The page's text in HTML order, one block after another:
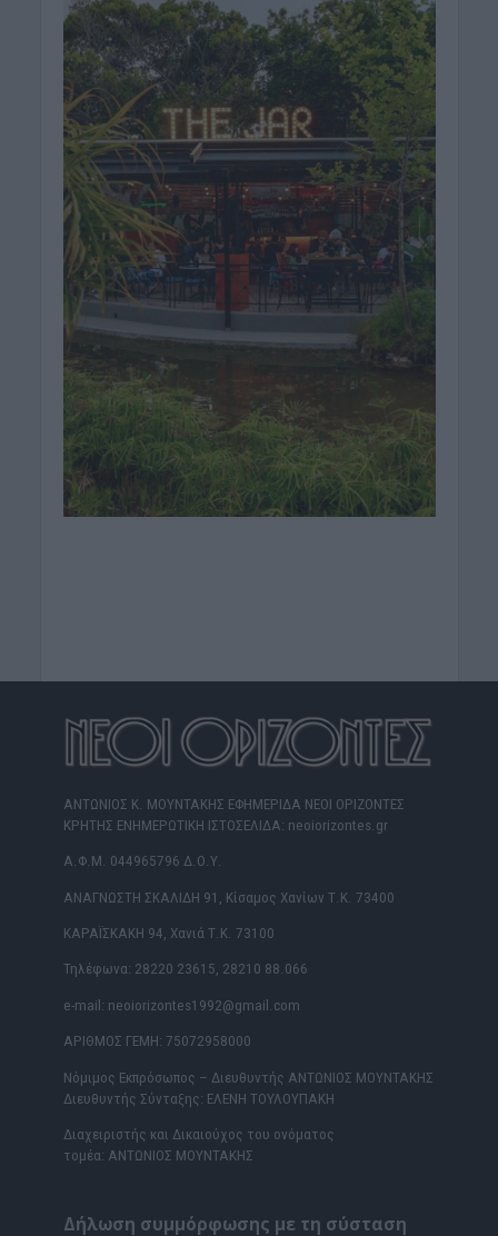
ΑΝΤΩΝΙΟΣ Κ. ΜΟΥΝΤΑΚΗΣ ΕΦΗΜΕΡΙΔΑ ΝΕΟΙ ΟΡΙΖΟΝΤΕΣ
ΚΡΗΤΗΣ ΕΝΗΜΕΡΩΤΙΚΗ ΙΣΤΟΣΕΛΙΔΑ: neoiorizontes.gr
Α.Φ.Μ. 044965796 Δ.Ο.Υ.
ΑΝΑΓΝΩΣΤΗ ΣΚΑΛΙΔΗ 91, Κίσαμος Χανίων Τ.Κ. 73400
ΚΑΡΑΪΣΚΑΚΗ 94, Χανιά Τ.Κ. 73100
Τηλέφωνα: 28220 23615, 28210 88.066
e-mail: neoiorizontes1992@gmail.com
ΑΡΙΘΜΟΣ ΓΕΜΗ: 75072958000
Νόμιμος Εκπρόσωπος – Διευθυντής ΑΝΤΩΝΙΟΣ ΜΟΥΝΤΑΚΗΣ
Διευθυντής Σύνταξης: ΕΛΕΝΗ ΤΟΥΛΟΥΠΑΚΗ
Διαχειριστής και Δικαιούχος του ονόματος
τομέα: ΑΝΤΩΝΙΟΣ ΜΟΥΝΤΑΚΗΣ
Δήλωση συμμόρφωσης με τη σύσταση